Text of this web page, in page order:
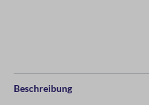
Beschreibung